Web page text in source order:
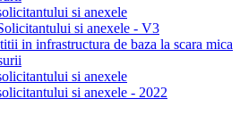
si anexele
si anexele - V3
in infrastructura de baza la scara mica
si anexele
si anexele - 2022